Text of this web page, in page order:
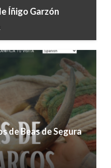
Íñigo Garzón
de Beas de Segura